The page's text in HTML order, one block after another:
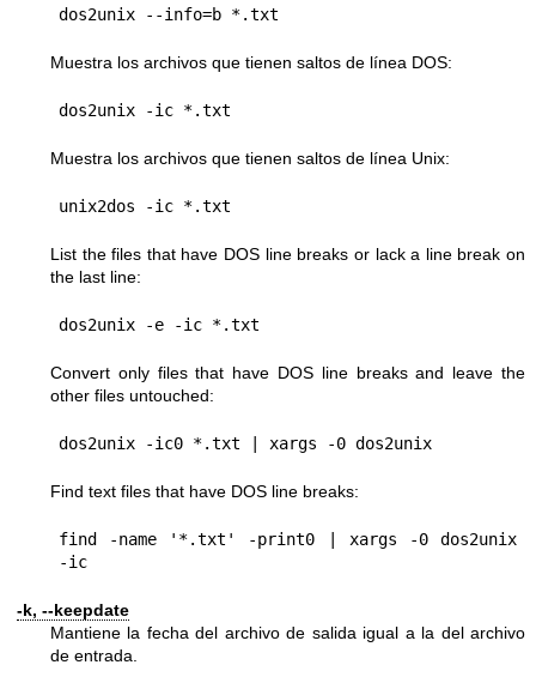
dos2unix --info=b *.txt
Muestra los archivos que tienen saltos de línea DOS:
dos2unix -ic *.txt
Muestra los archivos que tienen saltos de línea Unix:
unix2dos -ic *.txt
List the files that have DOS line breaks or lack a line break on
the last line:
dos2unix -e -ic *.txt
Convert only files that have DOS line breaks and leave the
other files untouched:
dos2unix -ic0 *.txt | xargs -0 dos2unix
Find text files that have DOS line breaks:
find -name '*.txt' -print0 | xargs -0 dos2unix
-ic
-k, --keepdate
Mantiene la fecha del archivo de salida igual a la del archivo
de entrada.